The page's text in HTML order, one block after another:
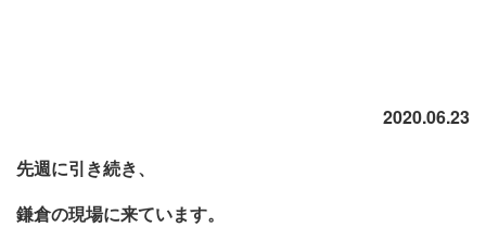
2020.06.23
先週に引き続き、
鎌倉の現場に来ています。